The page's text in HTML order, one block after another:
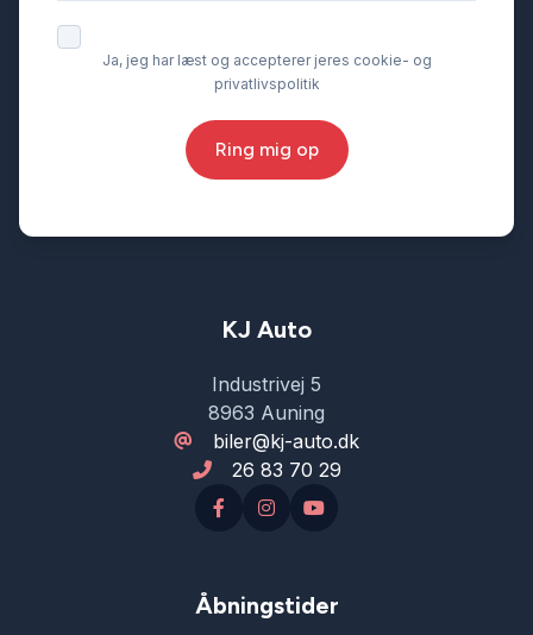
Ja, jeg har læst og accepterer jeres cookie- og
privatlivspolitik
Ring mig op
KJ Auto
Industrivej 5
8963 Auning
biler@kj-auto.dk
26 83 70 29
Åbningstider